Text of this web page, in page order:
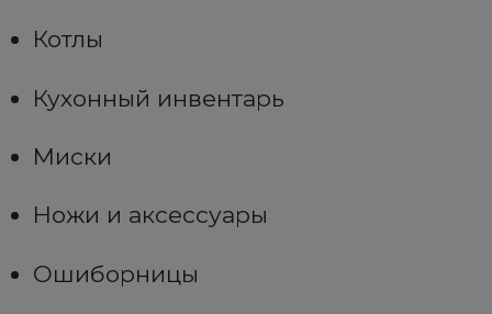
Котлы
Кухонный инвентарь
Миски
Ножи и аксессуары
Ошиборницы